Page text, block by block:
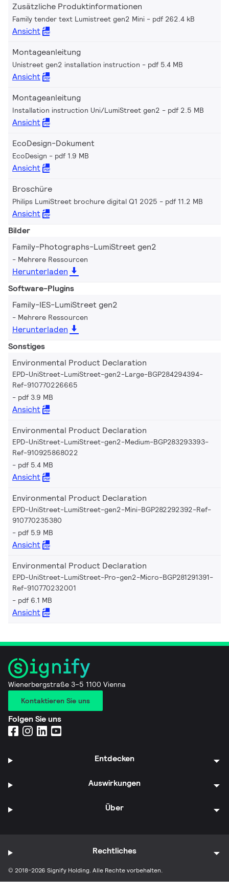
Zusätzliche Produktinformationen
Family tender text Lumistreet gen2 Mini pdf 262.4 kB
Ansicht
Montageanleitung
Unistreet gen2 installation instruction pdf 5.4 MB
Ansicht
Montageanleitung
Installation instruction Uni/LumiStreet gen2 pdf 2.5 MB
Ansicht
EcoDesign-Dokument
EcoDesign pdf 1.9 MB
Ansicht
Broschüre
Philips LumiStreet brochure digital Q1 2025 pdf 11.2 MB
Ansicht
Bilder
Family-Photographs-LumiStreet gen2
Mehrere Ressourcen
Herunterladen
Software-Plugins
Family-IES-LumiStreet gen2
Mehrere Ressourcen
Herunterladen
Sonstiges
Environmental Product Declaration
EPD-UniStreet-LumiStreet-gen2-Large-BGP284294394-
Ref-910770226665
pdf 3.9 MB
Ansicht
Environmental Product Declaration
EPD-UniStreet-LumiStreet-gen2-Medium-BGP283293393-
Ref-910925868022
pdf 5.4 MB
Ansicht
Environmental Product Declaration
EPD-UniStreet-LumiStreet-gen2-Mini-BGP282292392-Ref-
910770235380
pdf 5.9 MB
Ansicht
Environmental Product Declaration
EPD-UniStreet-LumiStreet-Pro-gen2-Micro-BGP281291391-
Ref-910770232001
pdf 6.1 MB
Ansicht
Wienerbergstraße 3–5 1100 Vienna
Kontaktieren Sie uns
Folgen Sie uns
Entdecken
Auswirkungen
Über
© 2018-2026 Signify Holding. Alle Rechte vorbehalten.
Rechtliches